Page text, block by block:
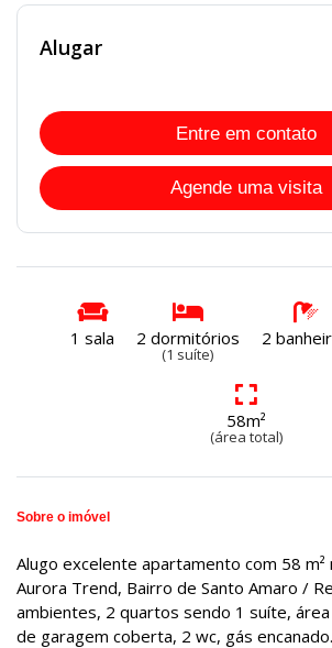
Alugar
Entre em contato
Agende uma visita
1 sala 2 dormitórios
(1 suíte)
2
58m²
(área total)
Sobre o imóvel
Alugo excelente apartamento com 58 m²
Aurora Trend, Bairro de Santo Amaro /
ambientes, 2 quartos sendo 1 suíte,
de garagem coberta, 2 wc, gás encanado.